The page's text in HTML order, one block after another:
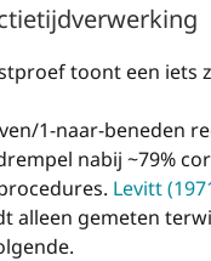
toont een
1-naar-beneden
nabij ~79%
Levitt
alleen gemeten